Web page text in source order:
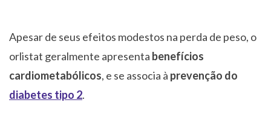
Apesar de seus efeitos modestos na perda de peso, o
orlistat geralmente apresenta benefícios
cardiometabólicos, e se associa à prevenção do
diabetes tipo 2.